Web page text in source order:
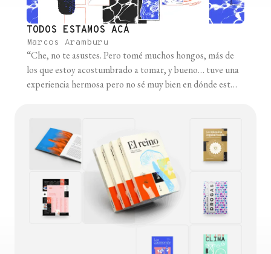
TODOS ESTAMOS ACÁ
Marcos Aramburu
“Che, no te asustes. Pero tomé muchos hongos, más de
los que estoy acostumbrado a tomar, y bueno… tuve una
experiencia hermosa pero no sé muy bien en dónde estoy
Whatsapp a su amigo, Alejandro [...]